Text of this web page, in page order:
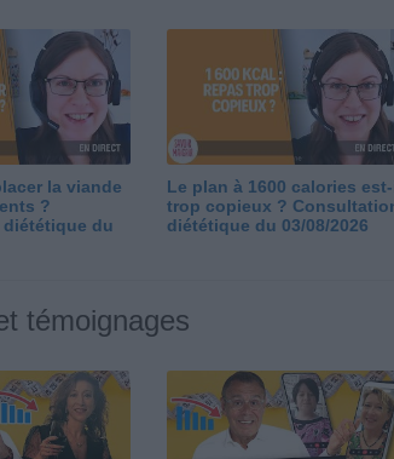
la viande
?
du
Le plan à 1600 calories
trop copieux ?
diététique du 03/08/2026
témoignages